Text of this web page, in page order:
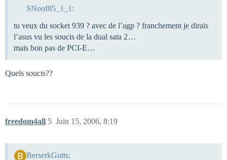
SNoof85_1_1:
tu veux du socket 939 ? avec de l’agp ? franchement je dirais
l’asus vu les soucis de la dual sata 2…
mais bon pas de PCI-E…
Quels soucis??
freedom4all Juin 15, 2006, 8:19
5
BerserkGutts: